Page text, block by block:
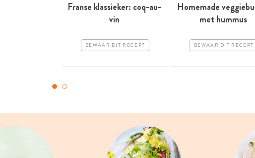
Franse klassieker: coq-au-
vin
BEWAAR DIT RECEPT
Homemade
met hummus
BEWAAR DIT RECEPT